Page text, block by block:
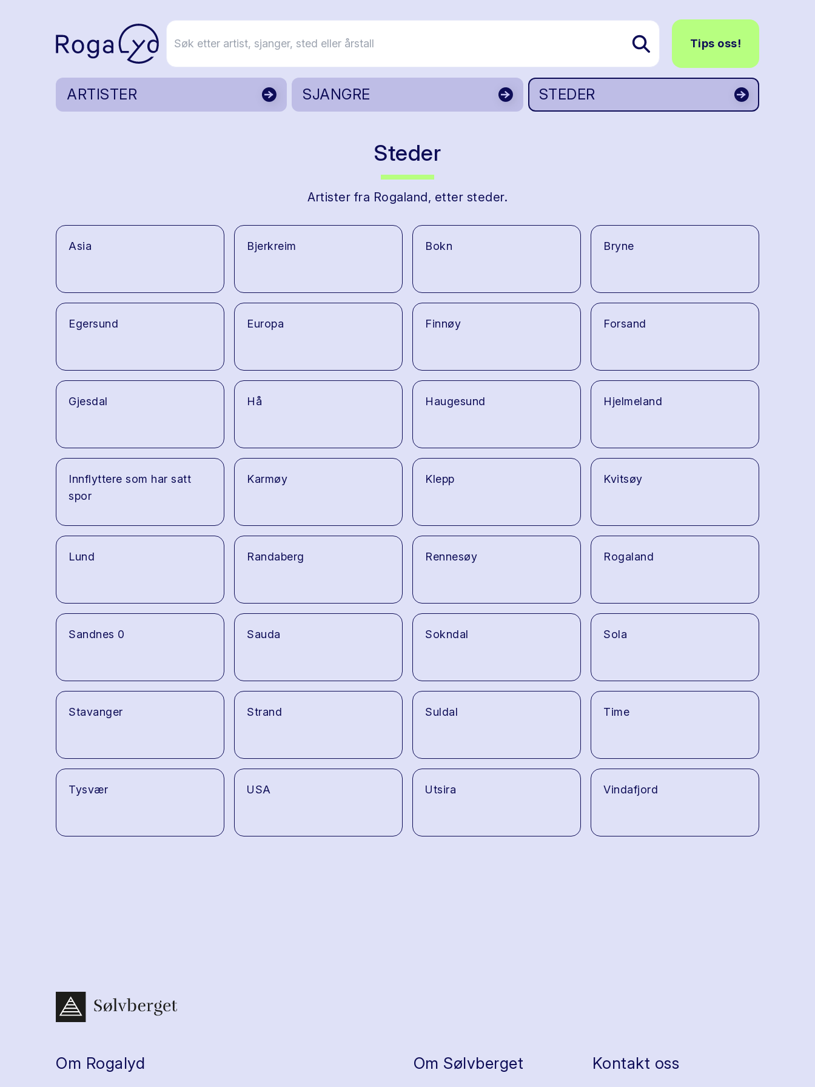
Tips oss!
ARTISTER SJANGRE STEDER
Steder
Artister fra Rogaland, etter steder.
Asia Bjerkreim Bokn Bryne
Egersund Europa Finnøy Forsand
Gjesdal Hå Haugesund Hjelmeland
Innflyttere som har satt
spor
Karmøy Klepp Kvitsøy
Lund Randaberg Rennesøy Rogaland
Sandnes 0 Sauda Sokndal Sola
Stavanger Strand Suldal Time
Tysvær USA Utsira Vindafjord
Om Rogalyd Om Sølvberget Kontakt oss